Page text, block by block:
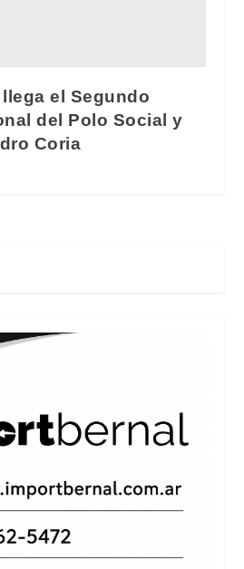
el Segundo
del Polo Social y
Coria